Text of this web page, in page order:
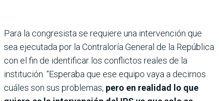
Para la congresista se requiere una intervención que
sea ejecutada por la Contraloría General de la República
con el fin de identificar los conflictos reales de la
institución. “Esperaba que ese equipo vaya a decirnos
cuáles son sus problemas, pero en realidad lo que